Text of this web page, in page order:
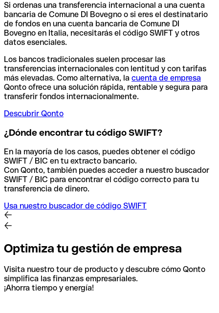
Si ordenas una transferencia internacional a una cuenta
bancaria de Comune DI Bovegno o si eres el destinatario
de fondos en una cuenta bancaria de Comune DI
Bovegno en Italia, necesitarás el código SWIFT y otros
datos esenciales.
Los bancos tradicionales suelen procesar las
transferencias internacionales con lentitud y con tarifas
más elevadas. Como alternativa, la cuenta de empresa
Qonto ofrece una solución rápida, rentable y segura para
transferir fondos internacionalmente.
Descubrir Qonto
¿Dónde encontrar tu código SWIFT?
En la mayoría de los casos, puedes obtener el código
SWIFT / BIC en tu extracto bancario.
Con Qonto, también puedes acceder a nuestro buscador
SWIFT / BIC para encontrar el código correcto para tu
transferencia de dinero.
Usa nuestro buscador de código SWIFT
Optimiza tu gestión de empresa
Visita nuestro tour de producto y descubre cómo Qonto
simplifica las finanzas empresariales.
¡Ahorra tiempo y energía!